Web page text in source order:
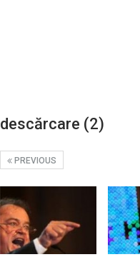
descărcare (2)
PREVIOUS